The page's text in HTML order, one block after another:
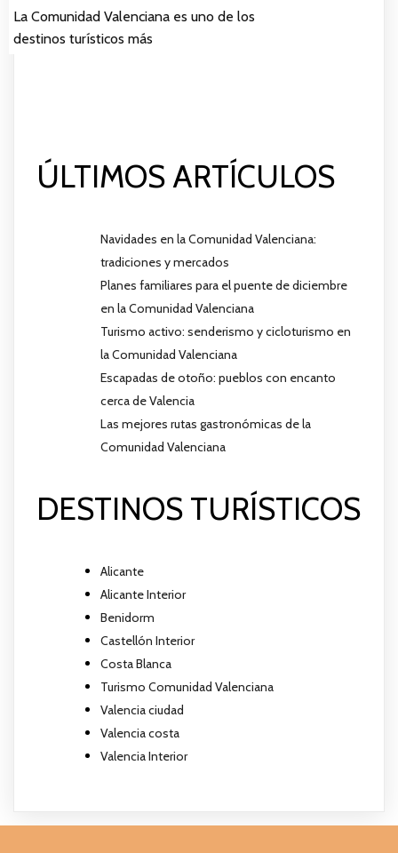
La Comunidad Valenciana es uno de los
destinos turísticos más
ÚLTIMOS ARTÍCULOS
Navidades en la Comunidad Valenciana:
tradiciones y mercados
Planes familiares para el puente de diciembre
en la Comunidad Valenciana
Turismo activo: senderismo y cicloturismo en
la Comunidad Valenciana
Escapadas de otoño: pueblos con encanto
cerca de Valencia
Las mejores rutas gastronómicas de la
Comunidad Valenciana
DESTINOS TURÍSTICOS
Alicante
Alicante Interior
Benidorm
Castellón Interior
Costa Blanca
Turismo Comunidad Valenciana
Valencia ciudad
Valencia costa
Valencia Interior